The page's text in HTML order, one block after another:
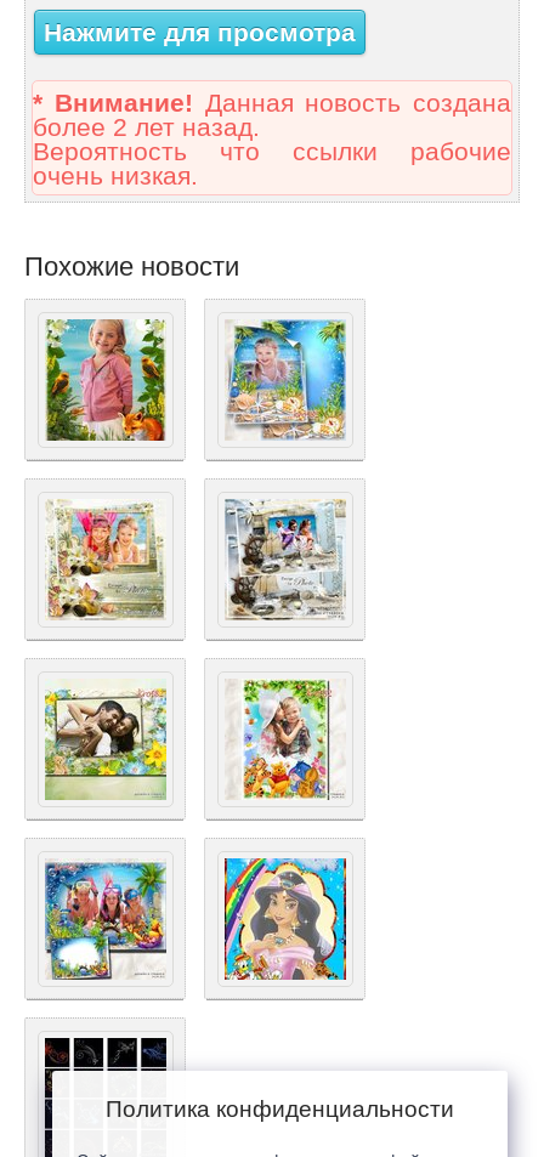
Нажмите для просмотра
* Внимание! Данная новость создана
более 2 лет назад.
Вероятность что ссылки рабочие
очень низкая.
Похожие новости
Политика конфиденциальности